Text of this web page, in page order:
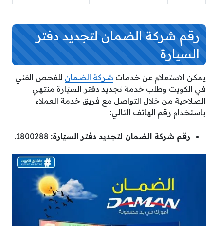
رقم شركة الضمان لتجديد دفتر
السيارة
يمكن الاستعلام عن خدمات شركة الضمان للفحص الفني
في الكويت وطلب خدمة تجديد دفتر السيّارة منتهي
الصلاحية من خلال التواصل مع فريق خدمة العملاء
باستخدام رقم الهاتف التالي:
رقم شركة الضمان لتجديد دفتر السيّارة: